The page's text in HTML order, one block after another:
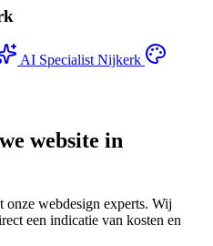
AI Specialist Nijkerk
website in
webdesign experts. Wij
een indicatie van kosten en